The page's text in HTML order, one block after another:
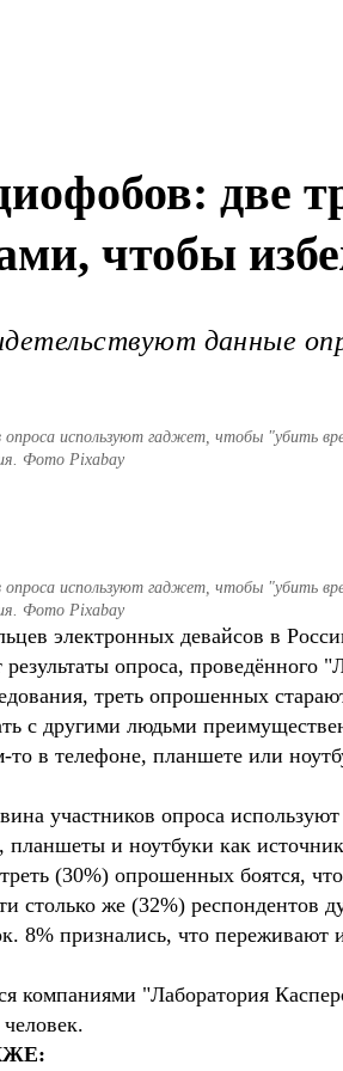
две
чтобы
данные
опроса используют гаджет, чтобы "убить
Фото Pixabay
опроса используют гаджет, чтобы "убить
Фото Pixabay
электронных девайсов в
результаты опроса, проведённого
треть опрошенных
с другими людьми
то в телефоне, планшете или
участников опроса
и ноутбуки как
(30%) опрошенных боятся,
столько же (32%) респондентов
8% признались, что переживают
компаниями "Лаборатория